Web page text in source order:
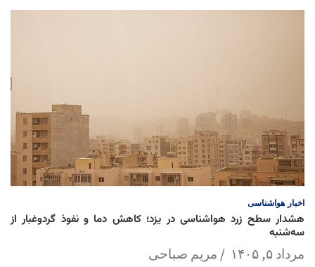
اخبار هواشناسی
هشدار سطح زرد هواشناسی در یزد؛ کاهش دما و نفوذ گردوغبار از
سه‌شنبه
مرداد ۵, ۱۴۰۵ مریم صباحی